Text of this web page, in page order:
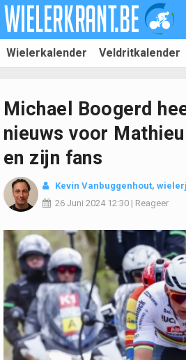
Wielerkalender Veldritkalender
Michael Boogerd
nieuws voor
en zijn fans
Kevin Vanbuggenhout,
26 Juni 202412:30 | Reageer